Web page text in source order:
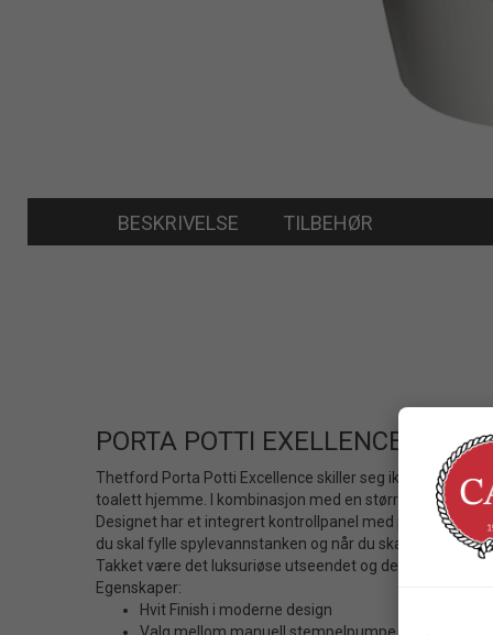
BESKRIVELSE TILBEHØR
PORTA POTTI EXELLENCE 565P
Thetford Porta Potti Excellence skiller seg ikke bare ut
toalett hjemme. I kombinasjon med en større
Designet har et integrert kontrollpanel med pumpe,
du skal fylle spylevannstanken og når du skal tømme
Takket være det luksuriøse utseendet og det høye
Egenskaper:
Hvit Finish i moderne design